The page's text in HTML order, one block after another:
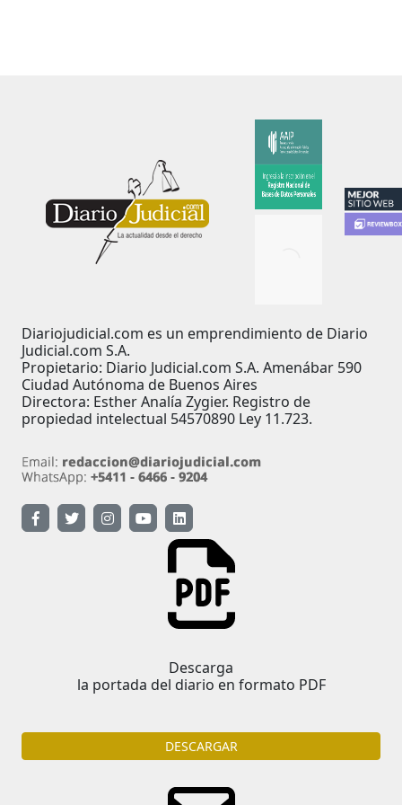
Diariojudicial.com es un emprendimiento de Diario
Judicial.com S.A.
Propietario: Diario Judicial.com S.A. Amenábar 590
Ciudad Autónoma de Buenos Aires
Directora: Esther Analía Zygier. Registro de
propiedad intelectual 54570890 Ley 11.723.
Descarga
la portada del diario en formato PDF
DESCARGAR